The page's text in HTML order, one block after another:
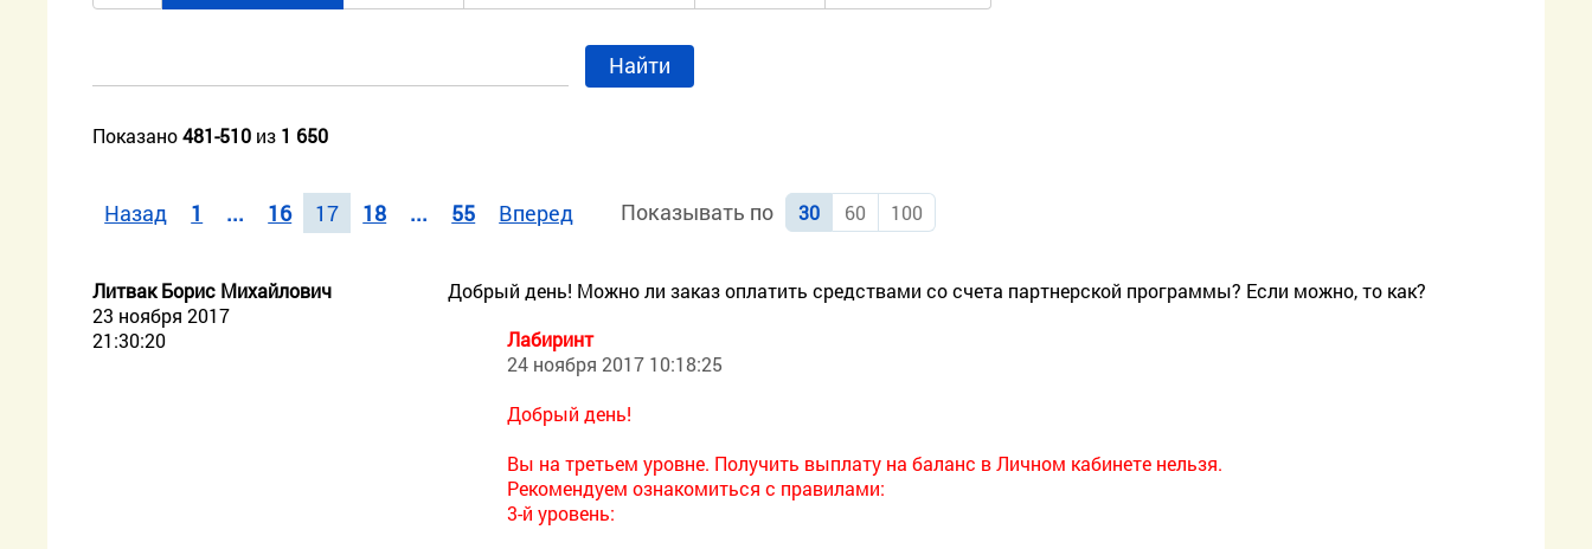
Найти
Показано481-510 из 1 650
Назад 1 ... 16 17 18 ... 55 Вперед Показывать по 30 60 100
Литвак Борис Михайлович
23 ноября 2017
21:30:20
Добрый день! Можно ли заказ оплатить средствами со счета партнерской программы? Если можно, то как?
Лабиринт
24 ноября 2017 10:18:25
Добрый день!
Вы на третьем уровне. Получить выплату на баланс в Личном кабинете нельзя.
Рекомендуем ознакомиться с правилами:
3-й уровень: